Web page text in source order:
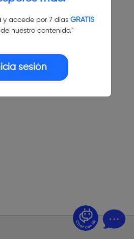
y accede por 7 días GRATIS
nuestro contenido."
sesión